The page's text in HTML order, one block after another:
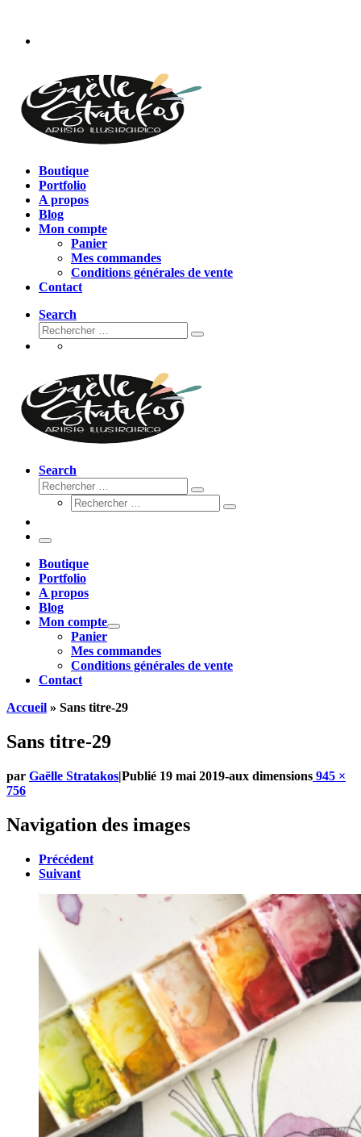
contenu
Boutique
Portfolio
A propos
Blog
Mon compte
Panier
Mes commandes
Conditions générales de vente
Contact
Search
Rechercher
Rechercher
Search
Rechercher
Rechercher
Rechercher
Rechercher
Menu
Boutique
Portfolio
A propos
Blog
Mon compte
Panier
Mes commandes
Conditions générales de vente
Contact
Accueil » Sans titre-29
Sans titre-29
par Gaëlle Stratakos|Publié 19 mai 2019-aux dimensions 945 ×
756
Navigation des images
Précédent
Suivant